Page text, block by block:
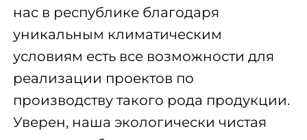
нас в республике благодаря
уникальным климатическим
условиям есть все возможности для
реализации проектов по
производству такого рода продукции.
Уверен, наша экологически чистая